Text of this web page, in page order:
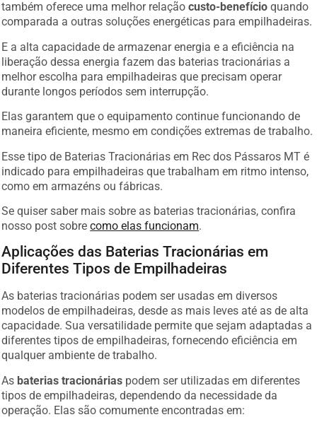
comparada a outras soluções energéticas para empilhadeiras.
E a alta capacidade de armazenar energia e a eficiência na
liberação dessa energia fazem das baterias tracionárias a
melhor escolha para empilhadeiras que precisam operar
durante longos períodos sem interrupção.
Elas garantem que o equipamento continue funcionando de
maneira eficiente, mesmo em condições extremas de trabalho.
Esse tipo de Baterias Tracionárias em Rec dos Pássaros MT é
indicado para empilhadeiras que trabalham em ritmo intenso,
como em armazéns ou fábricas.
Se quiser saber mais sobre as baterias tracionárias, confira
nosso post sobre como elas funcionam
Aplicações das Baterias Tracionárias em
Diferentes Tipos de Empilhadeiras
As baterias tracionárias podem ser usadas em diversos
modelos de empilhadeiras, desde as mais leves até as de alta
capacidade. Sua versatilidade permite que sejam adaptadas a
diferentes tipos de empilhadeiras, fornecendo eficiência em
qualquer ambiente de trabalho.
As baterias tracionárias
podem ser utilizadas em diferentes
tipos de empilhadeiras, dependendo da necessidade da
operação. Elas são comumente encontradas em: